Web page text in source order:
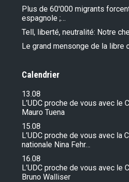
Plus de 60'000 migrants
espagnole ;…
Tell, liberté, neutralité: Notre
Le grand mensonge de la libre
Calendrier
13.08
L’UDC proche de vous avec le
Mauro Tuena
15.08
L’UDC proche de vous avec la
nationale Nina Fehr…
16.08
L’UDC proche de vous avec le
Bruno Walliser